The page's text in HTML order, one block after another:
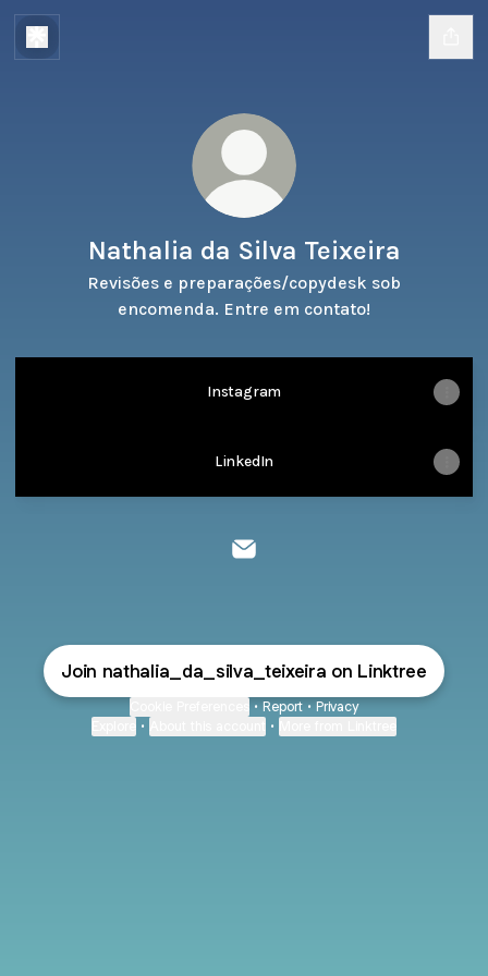
Nathalia da Silva Teixeira
Revisões e preparações/copydesk sob
encomenda. Entre em contato!
Instagram
LinkedIn
Join nathalia_da_silva_teixeira on Linktree
• Report • Privacy
• •